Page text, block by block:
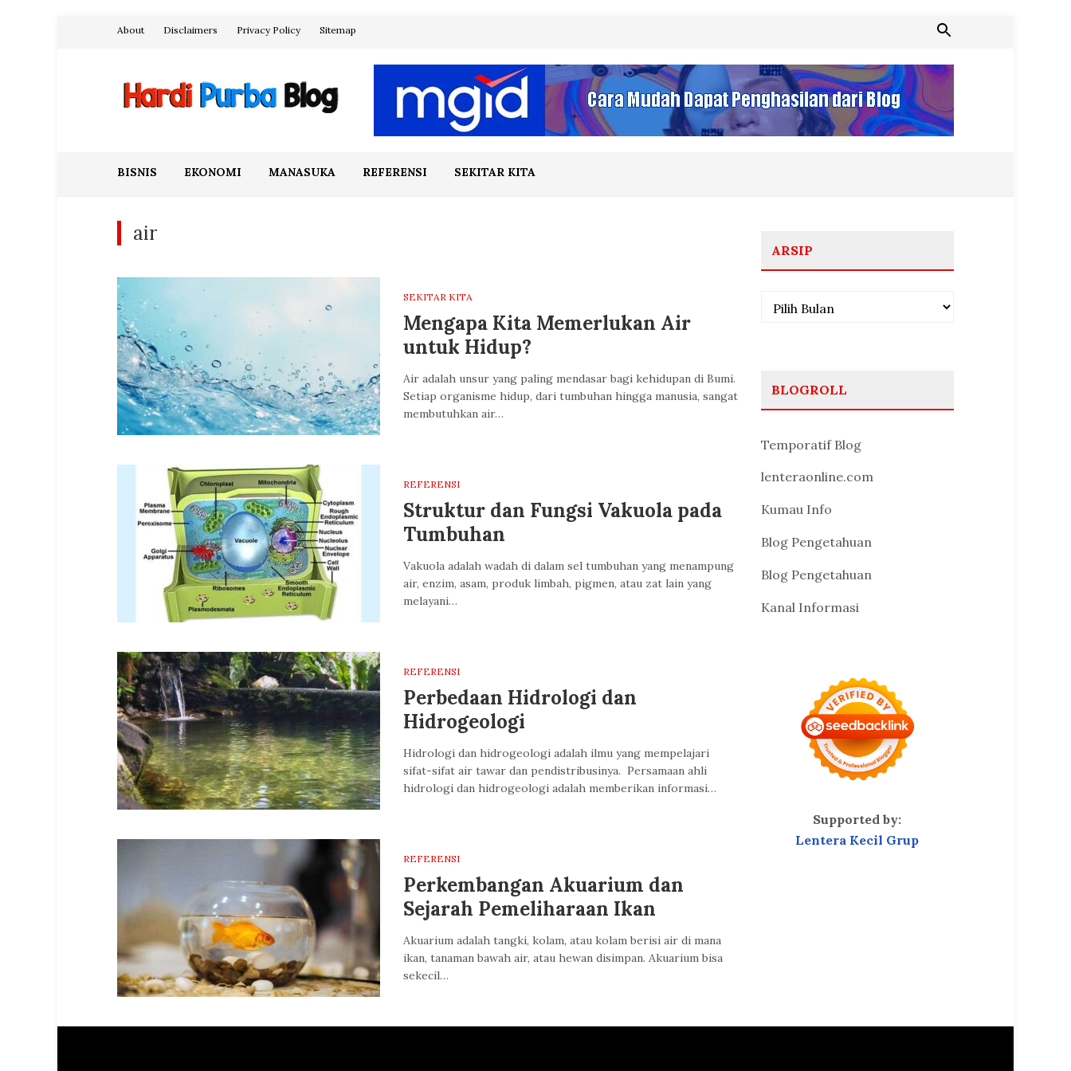
About Disclaimers Privacy Policy Sitemap
BISNIS EKONOMI MANASUKA REFERENSI SEKITAR KITA
air
SEKITAR KITA
Mengapa Kita Memerlukan Air
untuk Hidup?
Air adalah unsur yang paling mendasar bagi kehidupan di Bumi.
Setiap organisme hidup, dari tumbuhan hingga manusia, sangat
membutuhkan air…
REFERENSI
Struktur dan Fungsi Vakuola pada
Tumbuhan
Vakuola adalah wadah di dalam sel tumbuhan yang menampung
air, enzim, asam, produk limbah, pigmen, atau zat lain yang
melayani…
REFERENSI
Perbedaan Hidrologi dan
Hidrogeologi
Hidrologi dan hidrogeologi adalah ilmu yang mempelajari
sifat-sifat air tawar dan pendistribusinya. Persamaan ahli
hidrologi dan hidrogeologi adalah memberikan informasi…
REFERENSI
Perkembangan Akuarium dan
Sejarah Pemeliharaan Ikan
Akuarium adalah tangki, kolam, atau kolam berisi air di mana
ikan, tanaman bawah air, atau hewan disimpan. Akuarium bisa
sekecil…
ARSIP
Arsip
BLOGROLL
Temporatif Blog
lenteraonline.com
Kumau Info
Blog Pengetahuan
Blog Pengetahuan
Kanal Informasi
Supported by:
Lentera Kecil Grup